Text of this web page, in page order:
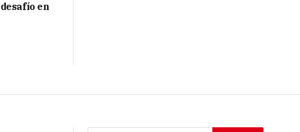
en